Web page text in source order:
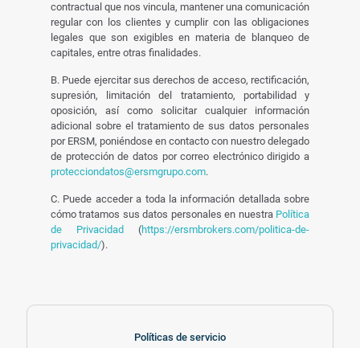
contractual que nos vincula, mantener una comunicación
regular con los clientes y cumplir con las obligaciones
legales que son exigibles en materia de blanqueo de
capitales, entre otras finalidades.
B. Puede ejercitar sus derechos de acceso, rectificación,
supresión, limitación del tratamiento, portabilidad y
oposición, así como solicitar cualquier información
adicional sobre el tratamiento de sus datos personales
por ERSM, poniéndose en contacto con nuestro delegado
de protección de datos por correo electrónico dirigido a
protecciondatos@ersmgrupo.com.
C. Puede acceder a toda la información detallada sobre
cómo tratamos sus datos personales en nuestra Política
de Privacidad (https://ersmbrokers.com/politica-de-
privacidad/).
Políticas de servicio